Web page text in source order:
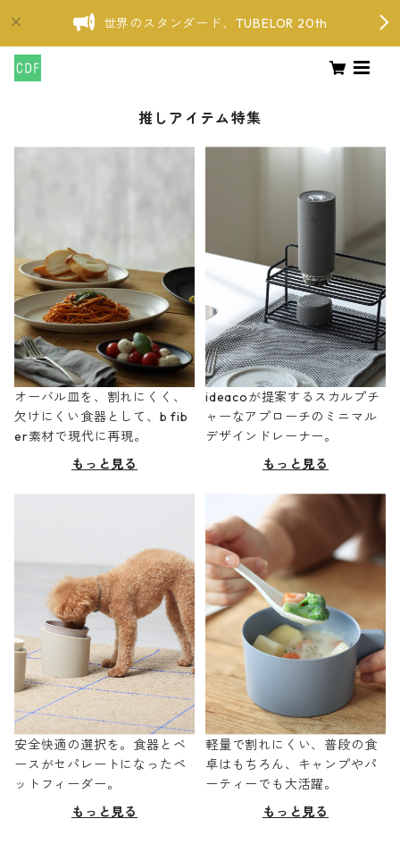
世界のスタンダード、TUBELOR 20th
推しアイテム特集
オーバル皿を、割れにくく、
欠けにくい食器として、b fib
er素材で現代に再現。
もっと見る
ideacoが提案するスカルプチ
ャーなアプローチのミニマル
デザインドレーナー。
もっと見る
安全快適の選択を。食器とベ
ースがセパレートになったペ
ットフィーダー。
もっと見る
軽量で割れにくい、普段の食
卓はもちろん、キャンプやパ
ーティーでも大活躍。
もっと見る